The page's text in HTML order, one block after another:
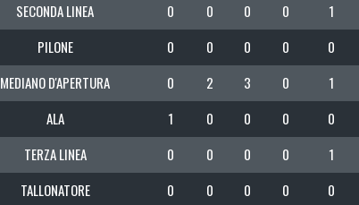
SECONDA LINEA 0 0 0 0 1
PILONE 0 0 0 0 0
MEDIANO D'APERTURA 0 2 3 0 1
ALA 1 0 0 0 0
TERZA LINEA 0 0 0 0 1
TALLONATORE 0 0 0 0 0